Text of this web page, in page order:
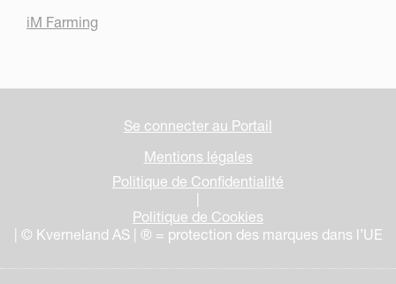
iM Farming
Se connecter au Portail
Mentions légales
Politique de Confidentialité
Politique de Cookies
| © Kverneland AS | ® = protection des marques dans l’UE